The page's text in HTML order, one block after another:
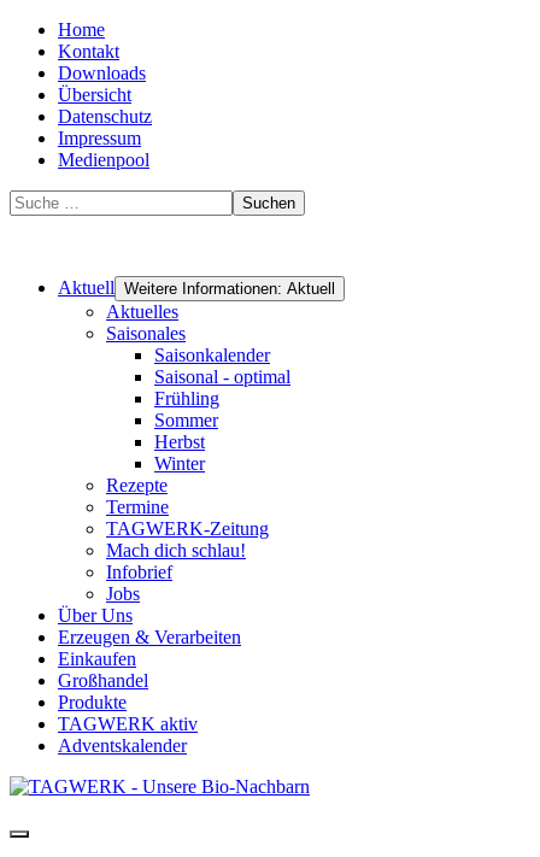
Home
Kontakt
Downloads
Übersicht
Datenschutz
Impressum
Medienpool
Suchen
Aktuell Weitere Informationen: Aktuell
Aktuelles
Saisonales
Saisonkalender
Saisonal - optimal
Frühling
Sommer
Herbst
Winter
Rezepte
Termine
TAGWERK-Zeitung
Mach dich schlau!
Infobrief
Jobs
Über Uns
Erzeugen & Verarbeiten
Einkaufen
Großhandel
Produkte
TAGWERK aktiv
Adventskalender